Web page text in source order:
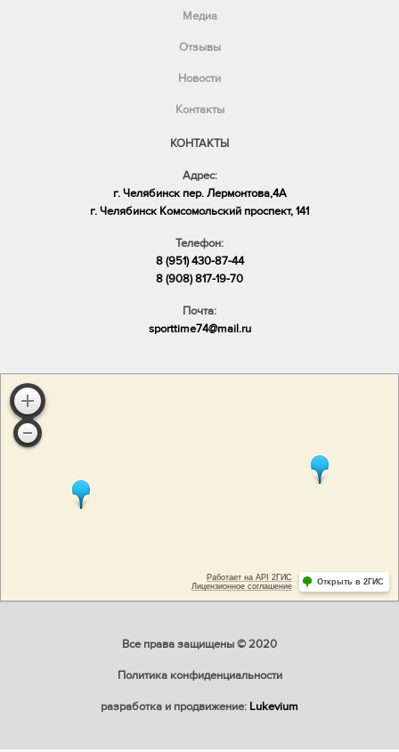
Медиа
Отзывы
Новости
Контакты
КОНТАКТЫ
Адрес:
г. Челябинск пер. Лермонтова,4А
​г. Челябинск Комсомольский проспект, 141
Телефон:
8 (951) 430-87-44
8 (908) 817-19-70
Почта:
sporttime74@mail.ru
Все права защищены © 2020
Политика конфиденциальности
разработка и продвижение: Lukevium